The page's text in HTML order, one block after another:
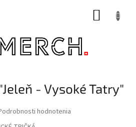
- Vysoké Tatry"
hodnotenia